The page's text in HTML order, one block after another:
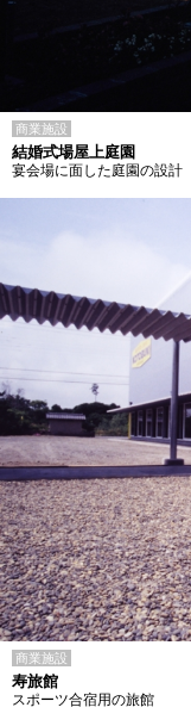
商業施設
結婚式場屋上庭園
宴会場に面した庭園の設計
商業施設
寿旅館
スポーツ合宿用の旅館